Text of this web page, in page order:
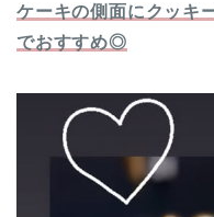
ケーキの側面にクッキ
でおすすめ◎